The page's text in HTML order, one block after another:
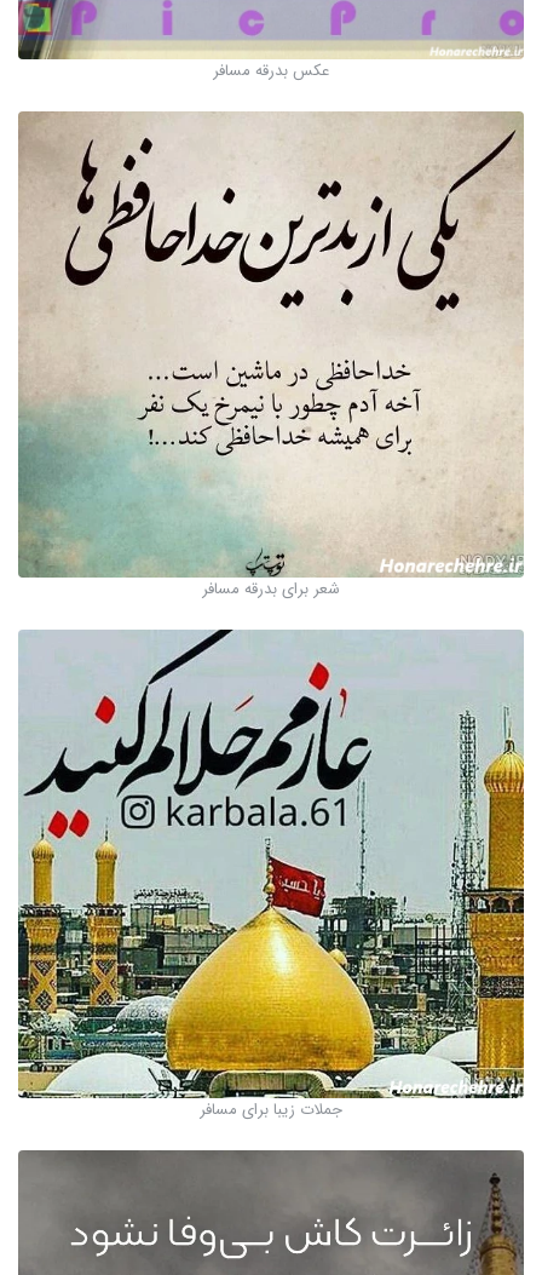
عکس بدرقه مسافر
شعر برای بدرقه مسافر
جملات زیبا برای مسافر